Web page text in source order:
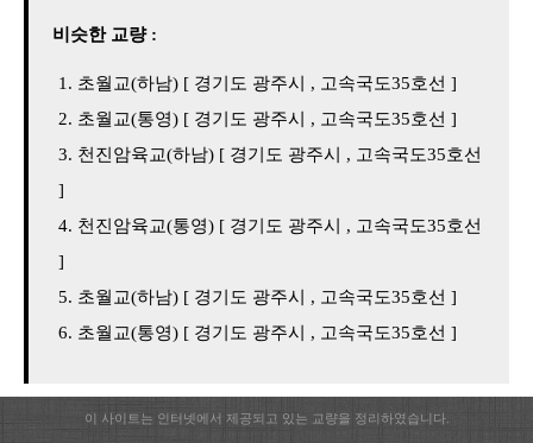
비슷한 교량 :
초월교(하남) [ 경기도 광주시 , 고속국도35호선 ]
초월교(통영) [ 경기도 광주시 , 고속국도35호선 ]
천진암육교(하남) [ 경기도 광주시 , 고속국도35호선
]
천진암육교(통영) [ 경기도 광주시 , 고속국도35호선
]
초월교(하남) [ 경기도 광주시 , 고속국도35호선 ]
초월교(통영) [ 경기도 광주시 , 고속국도35호선 ]
이 사이트는 인터넷에서 제공되고 있는 교량을 정리하였습니다.